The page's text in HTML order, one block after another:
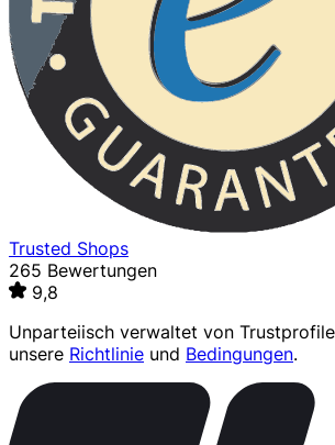
Trusted Shops
265 Bewertungen
9,8
Unparteiisch verwaltet von Trustprofile
unsere Richtlinie und Bedingungen.